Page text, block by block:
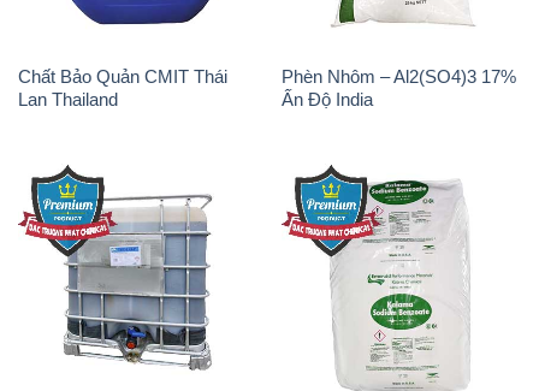
Chất Bảo Quản CMIT Thái
Lan Thailand
Phèn Nhôm – Al2(SO4)3 17%
Ấn Độ India